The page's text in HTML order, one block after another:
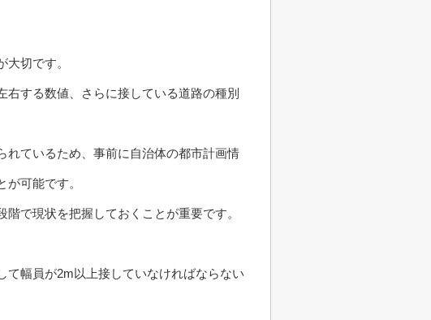
切です。
する数値、さらに接している道路の種別
れているため、事前に自治体の都市計画情
可能です。
で現状を把握しておくことが重要です。
幅員が2m以上接していなければならない